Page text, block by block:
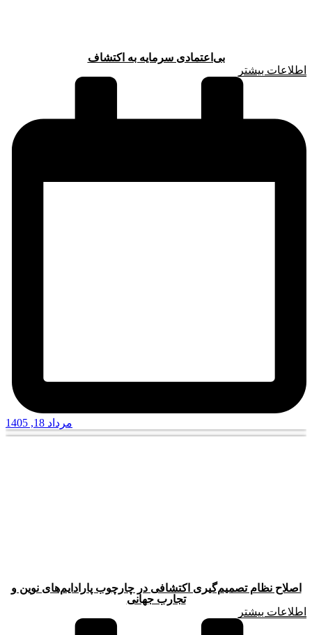
بی‌اعتمادی سرمایه به اکتشاف
اطلاعات بیشتر
مرداد 18, 1405
اصلاح نظام تصمیم‌گیری اکتشافی در چارچوب پارادایم‌های نوین و
تجارب جهانی
اطلاعات بیشتر